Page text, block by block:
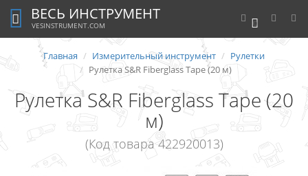
0
ВЕСЬ ИНСТРУМЕНТ
VESINSTRUMENT.COM
Главная Измерительный инструмент
Рулетки
Рулетка S&R Fiberglass Tape (20 м)
Рулетка S&R Fiberglass Tape (20
м)
(Код товара 422920013)